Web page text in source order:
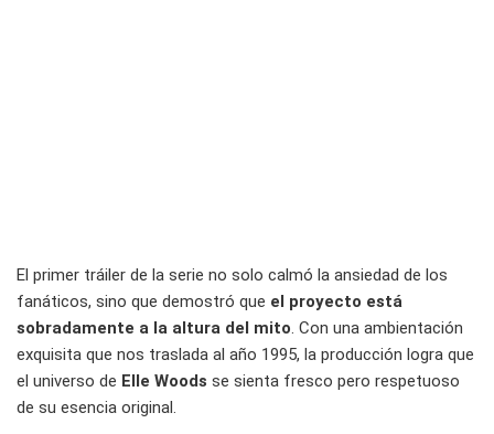
El primer tráiler de la serie no solo calmó la ansiedad de los
fanáticos, sino que demostró que el proyecto está
sobradamente a la altura del mito. Con una ambientación
exquisita que nos traslada al año 1995, la producción logra que
el universo de Elle Woods se sienta fresco pero respetuoso
de su esencia original.